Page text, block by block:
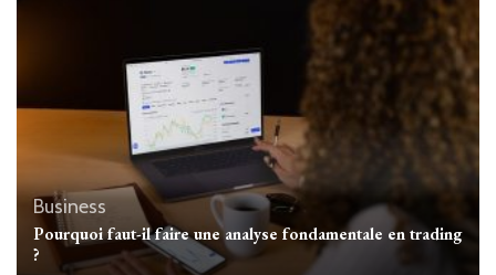
Business
Pourquoi faut-il faire une analyse fondamentale en trading
?